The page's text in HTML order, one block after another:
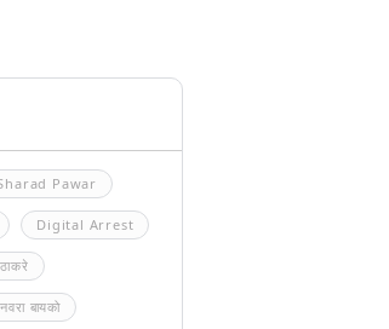
Pawar
Digital Arrest
नवरा बायको